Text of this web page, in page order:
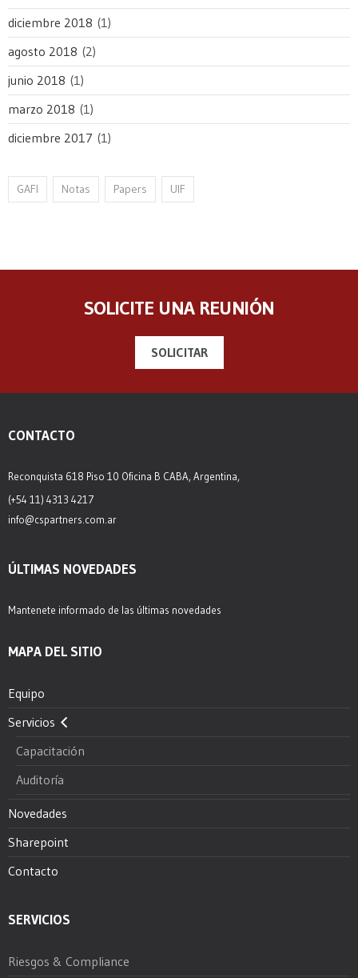
diciembre 2018 (1)
agosto 2018 (2)
junio 2018 (1)
marzo 2018 (1)
diciembre 2017 (1)
GAFI Notas Papers UIF
SOLICITE UNA REUNIÓN
SOLICITAR
CONTACTO
Reconquista 618 Piso 10 Oficina B CABA, Argentina,
(+54 11) 4313 4217
info@cspartners.com.ar
ÚLTIMAS NOVEDADES
Mantenete informado de las últimas novedades
MAPA DEL SITIO
Equipo
Servicios
Capacitación
Auditoría
Novedades
Sharepoint
Contacto
SERVICIOS
Riesgos & Compliance